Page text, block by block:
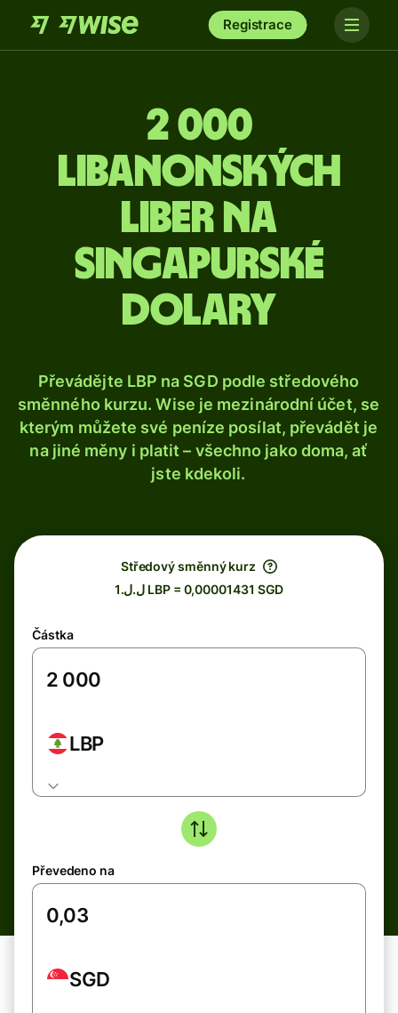
Registrace
2 000
libanonských
liber na
singapurské
dolary
Převádějte LBP na SGD podle středového
směnného kurzu. Wise je mezinárodní účet, se
kterým můžete své peníze posílat, převádět je
na jiné měny i platit – všechno jako doma, ať
jste kdekoli.
Středový směnný kurz
ل.ل.1 LBP = 0,00001431 SGD
Částka
LBP
Převedeno na
SGD